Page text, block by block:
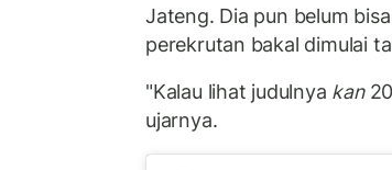
Jateng. Dia pun belum
perekrutan bakal dimulai
"Kalau lihat judulnya kan
ujarnya.